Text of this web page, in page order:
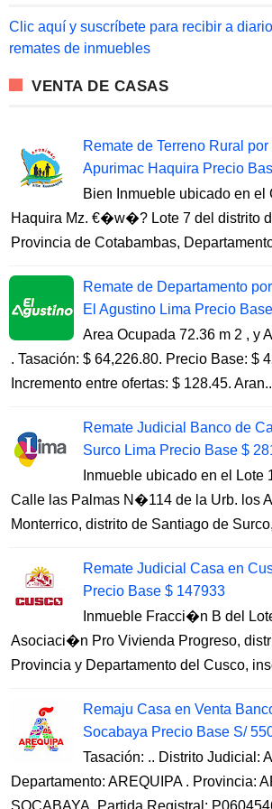
o
:
Clic aquí y suscríbete para recibir a
remates de inmuebles
VENTA DE CASAS
Remate de Terreno Rural
Apurimac Haquira Precio
Bien Inmueble ubicado en el
Haquira Mz. €�w�? Lote 7 del distrito
Provincia de Cotabambas,
Remate de Departamento
El Agustino Lima Precio
Area Ocupada 72.36 m 2 , y
. Tasación: $ 64,226.80. Precio Base: $
Incremento entre ofertas: $ 128.45.
Remate Judicial Banco de
Surco Lima Precio Base $
Inmueble ubicado en el Lote
Calle las Palmas N�114 de la Urb. los
Monterrico, distrito de Santiago de
Remate Judicial Casa en
Precio Base $ 147933
Inmueble Fracci�n B del
Asociaci�n Pro Vivienda Progreso,
Provincia y Departamento del Cusco,
Remaju Casa en Venta
Socabaya Precio Base S/
Tasación: .. Distrito Judicial:
Departamento: AREQUIPA . Provincia:
SOCABAYA. Partida Registral: